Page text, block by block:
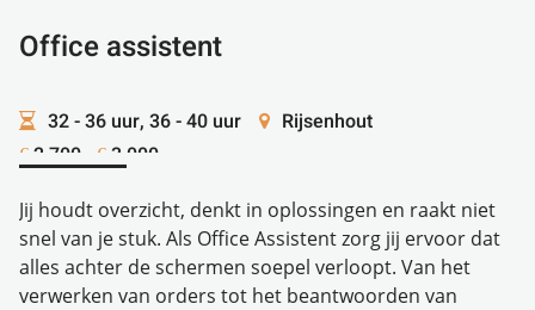
Office assistent
32 - 36 uur, 36 - 40 uur Rijsenhout
€ 2.700 - € 3.000
Jij houdt overzicht, denkt in oplossingen en raakt niet
snel van je stuk. Als Office Assistent zorg jij ervoor dat
alles achter de schermen soepel verloopt. Van het
verwerken van orders tot het beantwoorden van